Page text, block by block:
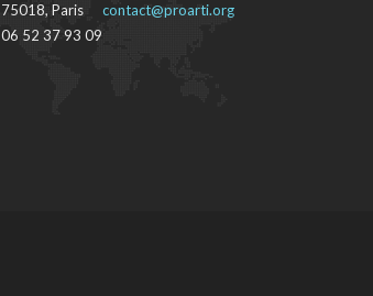
75018, Paris
06 52 37 93 09
contact@proarti.org